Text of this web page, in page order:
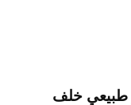
طبيعي خلف